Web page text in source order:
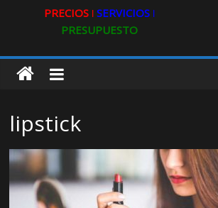
PRECIOS ǀ SERVICIOS ǀ
PRESUPUESTO
lipstick